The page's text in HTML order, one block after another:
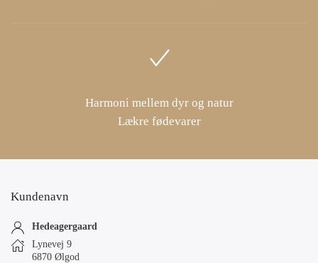
Harmoni mellem dyr og natur
Lækre fødevarer
Kundenavn
Hedeagergaard
Lynevej 9
6870 Ølgod